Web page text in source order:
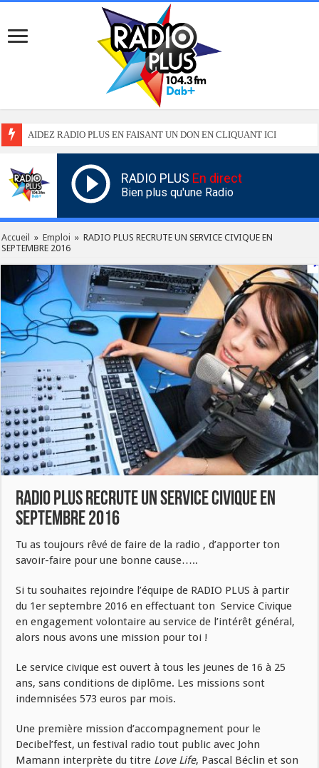
AIDEZ RADIO PLUS EN FAISANT UN DON EN CLIQUANT ICI
RADIO PLUS En direct
Bien plus qu'une Radio
Accueil » Emploi » RADIO PLUS RECRUTE UN SERVICE CIVIQUE EN
SEPTEMBRE 2016
RADIO PLUS RECRUTE UN SERVICE CIVIQUE EN
SEPTEMBRE 2016
Tu as toujours rêvé de faire de la radio , d’apporter ton
savoir-faire pour une bonne cause…..
Si tu souhaites rejoindre l’équipe de RADIO PLUS à partir
du 1er septembre 2016 en effectuant ton Service Civique
en engagement volontaire au service de l’intérêt général,
alors nous avons une mission pour toi !
Le service civique est ouvert à tous les jeunes de 16 à 25
ans, sans conditions de diplôme. Les missions sont
indemnisées 573 euros par mois.
Une première mission d’accompagnement pour le
Decibel’fest, un festival radio tout public avec John
Mamann interprète du titre Love Life, Pascal Béclin et son